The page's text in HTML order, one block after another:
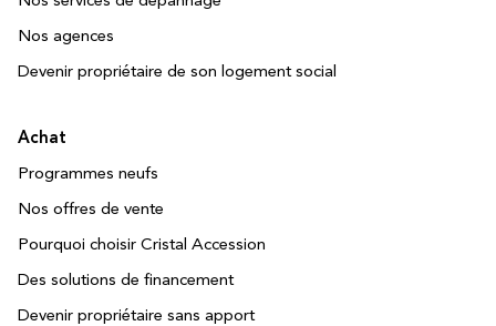
Nos agences
Devenir propriétaire de son logement social
Achat
Programmes neufs
Nos offres de vente
Pourquoi choisir Cristal Accession
Des solutions de financement
Devenir propriétaire sans apport